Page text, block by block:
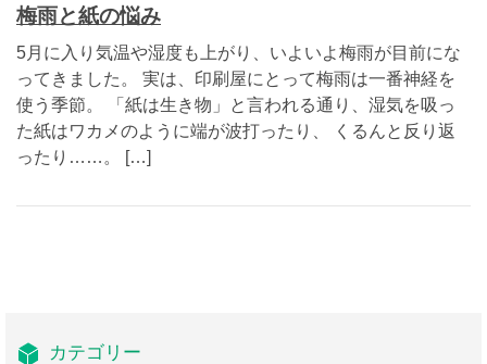
梅雨と紙の悩み
5月に入り気温や湿度も上がり、いよいよ梅雨が目前にな
ってきました。 実は、印刷屋にとって梅雨は一番神経を
使う季節。 「紙は生き物」と言われる通り、湿気を吸っ
た紙はワカメのように端が波打ったり、 くるんと反り返
ったり……。 […]
カテゴリー